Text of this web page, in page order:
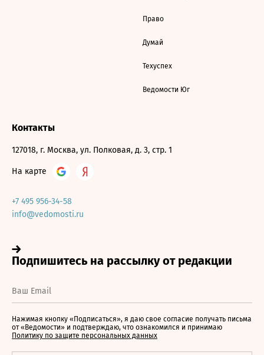
Право
Думай
Техуспех
Ведомости Юг
Контакты
127018, г. Москва, ул. Полковая, д. 3, стр. 1
На карте
+7 495 956-34-58
info@vedomosti.ru
Нажимая кнопку «Подписаться», я даю свое согласие получать письма
от «Ведомости» и подтверждаю, что ознакомился и принимаю
Политику по защите персональных данных